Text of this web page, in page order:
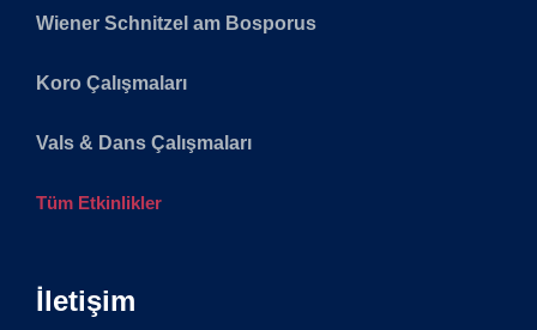
Wiener Schnitzel am Bosporus
Koro Çalışmaları
Vals & Dans Çalışmaları
Tüm Etkinlikler
İletişim